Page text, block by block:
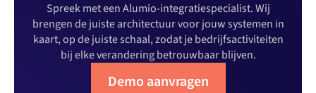
Spreek met een Alumio-integratiespecialist. Wij
brengen de juiste architectuur voor jouw systemen in
kaart, op de juiste schaal, zodat je bedrijfsactiviteiten
bij elke verandering betrouwbaar blijven.
Demo aanvragen